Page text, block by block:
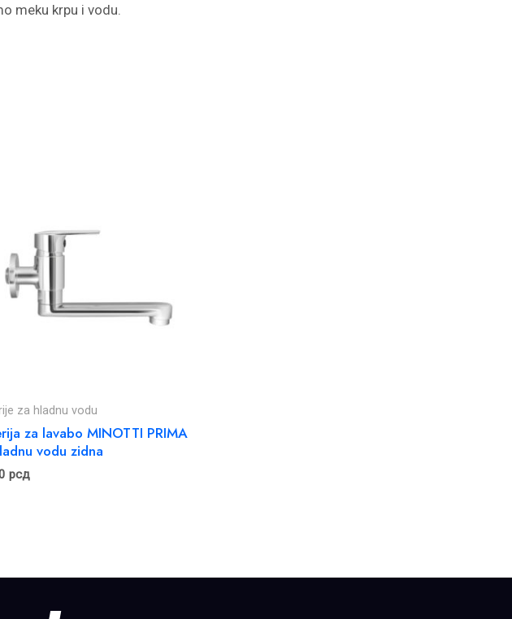
meku krpu i vodu.
za hladnu vodu
za lavabo MINOTTI PRIMA
vodu zidna
рсд